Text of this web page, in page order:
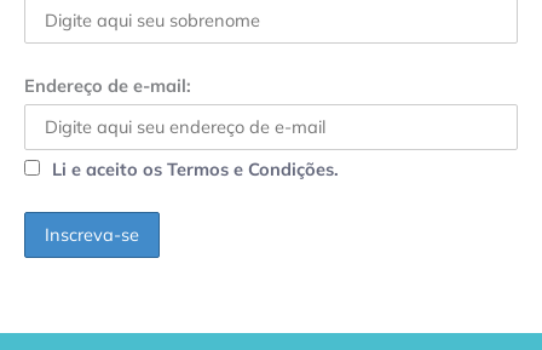
Endereço de e-mail:
Li e aceito os Termos e Condições.